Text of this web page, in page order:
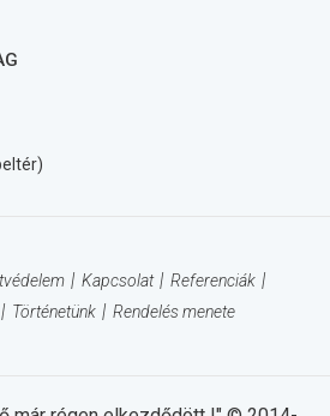
Kapcsolat
Referenciák
Történetünk Rendelés menete